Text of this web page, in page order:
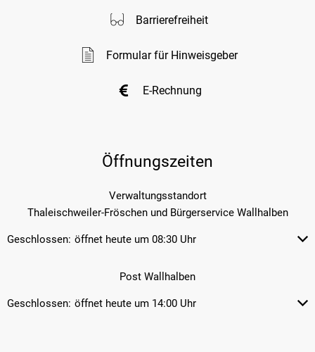
Barrierefreiheit
Formular für Hinweisgeber
E-Rechnung
Öffnungszeiten
Verwaltungsstandort
Thaleischweiler-Fröschen und Bürgerservice Wallhalben
Klicken, um weitere Öffnungs-
Geschlossen: öffnet heute um 08:30 Uhr
Post Wallhalben
Klicken, um weitere Öffnungs-
Geschlossen: öffnet heute um 14:00 Uhr